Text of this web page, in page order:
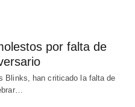
por falta de
Blinks, han criticado la falta de